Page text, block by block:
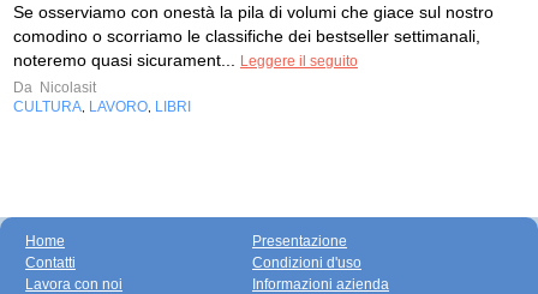
Se osserviamo con onestà la pila di volumi che giace sul nostro
comodino o scorriamo le classifiche dei bestseller settimanali,
noteremo quasi sicurament...
Leggere il seguito
Da Nicolasit
CULTURA LAVORO LIBRI
Home
Contatti
Lavora con noi
Presentazione
Condizioni d'uso
Informazioni azienda